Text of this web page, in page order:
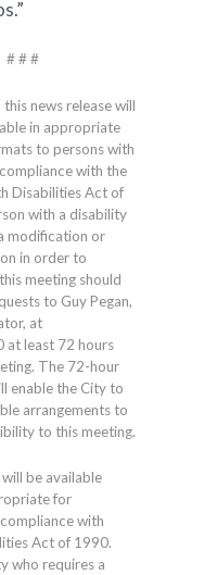
# # #
news release will
in appropriate
to persons with
with the
Disabilities Act of
with a disability
modification or
in order to
meeting should
to Guy Pegan,
at
at least 72 hours
The 72-hour
enable the City to
arrangements to
to this meeting.
be available
for
with
Act of 1990.
who requires a